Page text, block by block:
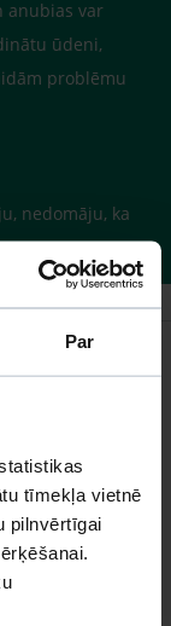
Par
tīmekļa vietnē
pilnvērtīgai
anubias var
ūdeni,
problēmu
nedomāju, ka
jautājumu